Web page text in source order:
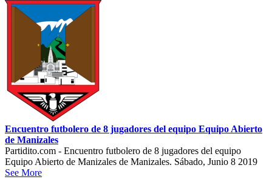
Encuentro futbolero de 8 jugadores del equipo Equipo Abierto
de Manizales
Partidito.com - Encuentro futbolero de 8 jugadores del equipo
Equipo Abierto de Manizales de Manizales. Sábado, Junio 8 2019
See More